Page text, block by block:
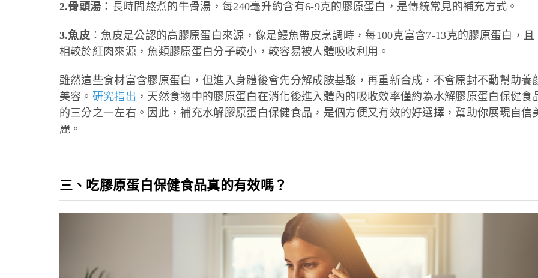
2.骨頭湯 ：長時間熬煮的牛骨湯，每240毫升約含有6-9克的膠原蛋白，是傳統常見的補充方式。
3.魚皮 ：魚皮是公認的高膠原蛋白來源，像是鰻魚帶皮烹調時，每100克富含7-13克的膠原蛋白，且
相較於紅肉來源，魚類膠原蛋白分子較小，較容易被人體吸收利用。
雖然這些食材富含膠原蛋白，但進入身體後會先分解成胺基酸，再重新合成，不會原封不動幫助養
美容。 研究指出 ，天然食物中的膠原蛋白在消化後進入體內的吸收效率僅約為水解膠原蛋白保健食
的三分之一左右。因此，補充水解膠原蛋白保健食品，是個方便又有效的好選擇，幫助你展現自信
麗。
三、吃膠原蛋白保健食品真的有效嗎？